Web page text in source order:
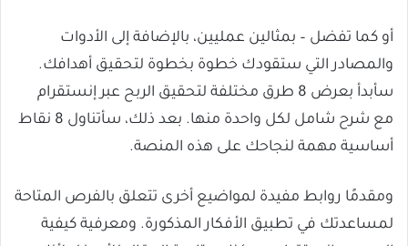
أو كما تفضل – بمثالين عمليين، بالإضافة إلى الأدوات
والمصادر التي ستقودك خطوة بخطوة لتحقيق أهدافك.
سأبدأ بعرض 8 طرق مختلفة لتحقيق الربح عبر إنستقرام
مع شرح شامل لكل واحدة منها. بعد ذلك، سأتناول 8 نقاط
أساسية مهمة لنجاحك على هذه المنصة.
ومقدمًا روابط مفيدة لمواضيع أخرى تتعلق بالفرص المتاحة
لمساعدتك في تطبيق الأفكار المذكورة. ومعرفية كيفية